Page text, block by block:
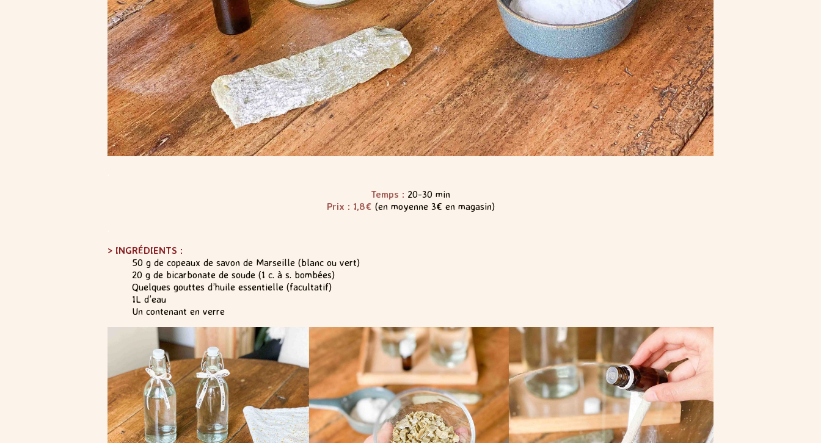
Temps : 20-30 min
Prix : 1,8€ (en moyenne 3€ en magasin)
> INGRÉDIENTS :
50 g de copeaux de savon de Marseille (blanc ou vert)
20 g de bicarbonate de soude (1 c. à s. bombées)
Quelques gouttes d’huile essentielle (facultatif)
1L d’eau
Un contenant en verre